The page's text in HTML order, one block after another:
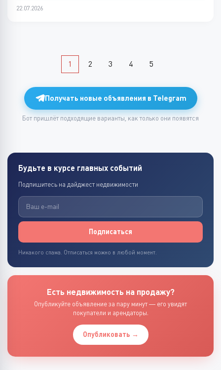
22.07.2026
1 2 3 4 5
Получать новые объявления в Telegram
Бот пришлёт подходящие варианты, как только они появятся
Будьте в курсе главных событий
Подпишитесь на дайджест недвижимости
Подписаться
Никакого спама. Отписаться можно в любой момент.
Есть недвижимость на продажу?
Опубликуйте объявление за пару минут — его увидят
покупатели и арендаторы.
Опубликовать →